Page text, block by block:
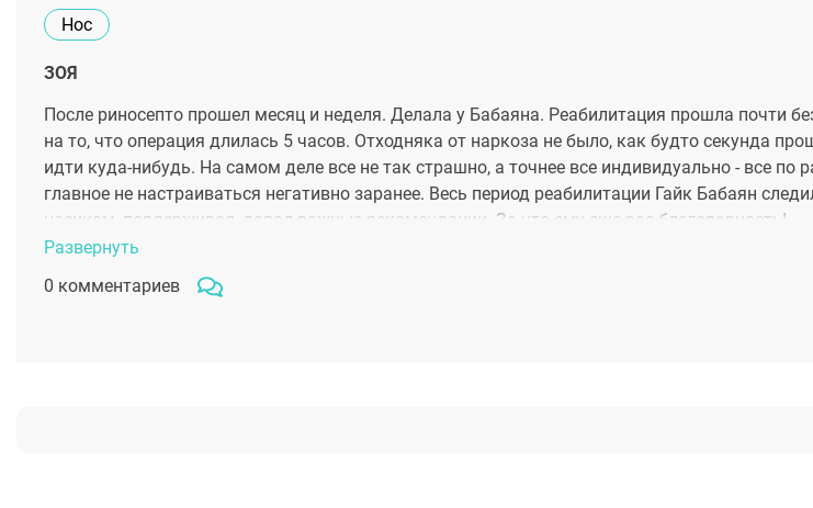
Нос
ЗОЯ
После риносепто прошел месяц и неделя. Делала у Бабаяна. Реабилитация прошла почти
на то, что операция длилась 5 часов. Отходняка от наркоза не было, как будто секунда
идти куда-нибудь. На самом деле все не так страшно, а точнее все индивидуально - все по
главное не настраиваться негативно заранее. Весь период реабилитации Гайк Бабаян
носиком, поддерживал, давал важные рекомендации. За что ему еще раз благодарность!
Развернуть
0 комментариев